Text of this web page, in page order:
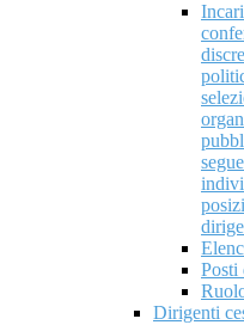
Posti
Dirigenti